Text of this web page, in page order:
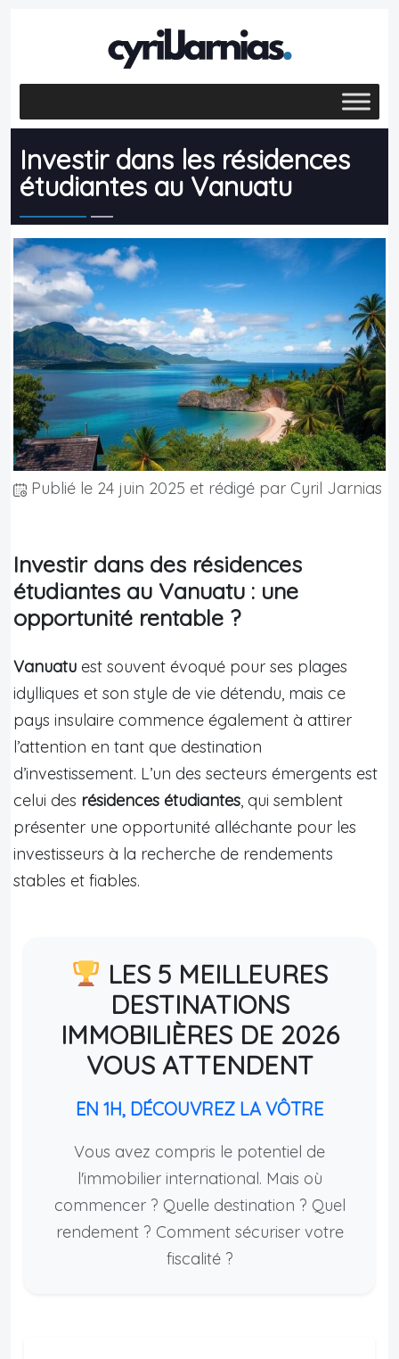
Investir dans les résidences
étudiantes au Vanuatu
Publié le 24 juin 2025 et rédigé par Cyril Jarnias
Investir dans des résidences
étudiantes au Vanuatu : une
opportunité rentable ?
Vanuatu est souvent évoqué pour ses plages
idylliques et son style de vie détendu, mais ce
pays insulaire commence également à attirer
l’attention en tant que destination
d’investissement. L’un des secteurs émergents est
celui des résidences étudiantes, qui semblent
présenter une opportunité alléchante pour les
investisseurs à la recherche de rendements
stables et fiables.
LES 5 MEILLEURES
DESTINATIONS
IMMOBILIÈRES DE 2026
VOUS ATTENDENT
EN 1H, DÉCOUVREZ LA VÔTRE
Vous avez compris le potentiel de
l'immobilier international. Mais où
commencer ? Quelle destination ? Quel
rendement ? Comment sécuriser votre
fiscalité ?